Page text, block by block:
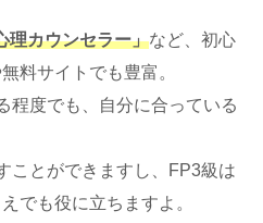
理カウンセラー」など、初心
料サイトでも豊富。
程度でも、自分に合っている
ことができますし、FP3級は
でも役に立ちますよ。